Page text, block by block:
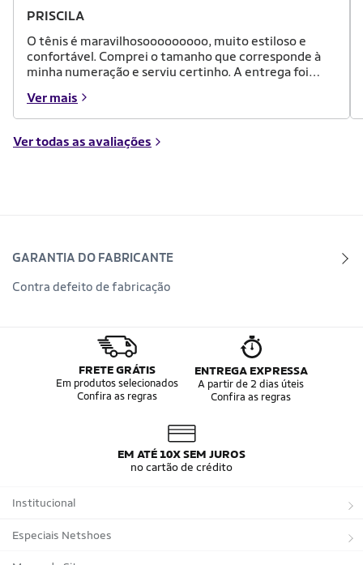
PRISCILA
O tênis é maravilhosooooooooo, muito estiloso e
confortável. Comprei o tamanho que corresponde à
minha numeração e serviu certinho. A entrega foi
Ver mais
Ver todas as avaliações
GARANTIA DO FABRICANTE
Contra defeito de fabricação
FRETE GRÁTIS
Em produtos selecionados
Confira as regras
ENTREGA EXPRESSA
A partir de 2 dias úteis
Confira as regras
EM ATÉ 10X SEM JUROS
no cartão de crédito
Institucional
Sobre a Netshoes
Especiais Netshoes